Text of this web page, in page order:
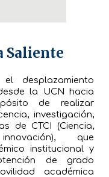
Saliente
desplazamiento
la UCN hacia
de realizar
investigación,
de CTCI (Ciencia,
que
institucional y
de grado
académica